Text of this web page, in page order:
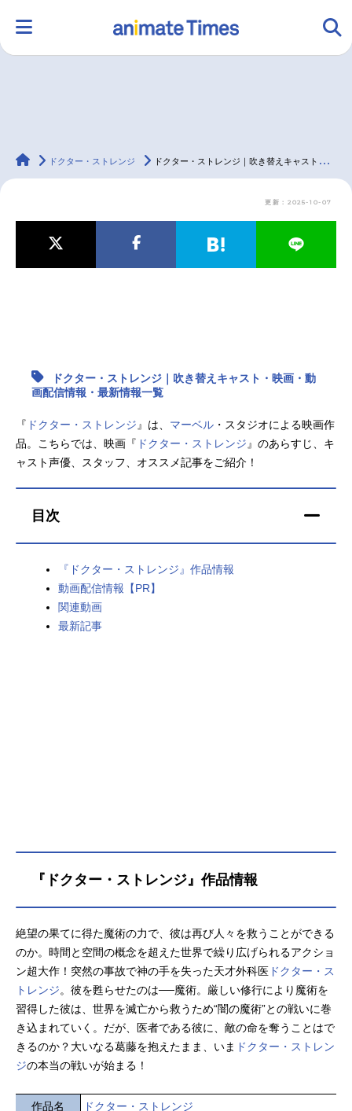
ラジオ みんなの声 グッズ 映画
マンガ・ラノベ ゲーム・アプリ 音楽 コスプレ
アニメ映画一覧 実写化映画一覧
春アニメ 夏アニメ
男性声優/女性声優一覧
animateTimes
ドクター・ストレンジ ドクター・ストレンジ｜吹き替えキャスト・映画・動画配信情報・最新情報一覧
更新：2025-10-07
ドクター・ストレンジ｜吹き替えキャスト・映画・動
画配信情報・最新情報一覧
『 ドクター・ストレンジ 』は、 マーベル ・スタジオによる映画作
品。こちらでは、映画『 ドクター・ストレンジ 』のあらすじ、キ
ャスト声優、スタッフ、オススメ記事をご紹介！
目次
『ドクター・ストレンジ』作品情報
動画配信情報【PR】
関連動画
最新記事
『ドクター・ストレンジ』作品情報
絶望の果てに得た魔術の力で、彼は再び人々を救うことができる
のか。時間と空間の概念を超えた世界で繰り広げられるアクショ
ン超大作！突然の事故で神の手を失った天才外科医 ドクター・ス
トレンジ。彼を甦らせたのは──魔術。厳しい修行により魔術を
習得した彼は、世界を滅亡から救うため“闇の魔術”との戦いに巻
き込まれていく。だが、医者である彼に、敵の命を奪うことはで
きるのか？大いなる葛藤を抱えたまま、いま ドクター・ストレン
ジの本当の戦いが始まる！
作品名
ドクター・ストレンジ